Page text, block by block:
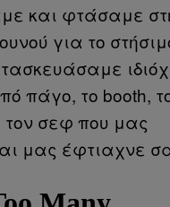
και φτάσαμε
για το
πάγο, το booth,
τον σεφ που μας
μας έφτιαχνε